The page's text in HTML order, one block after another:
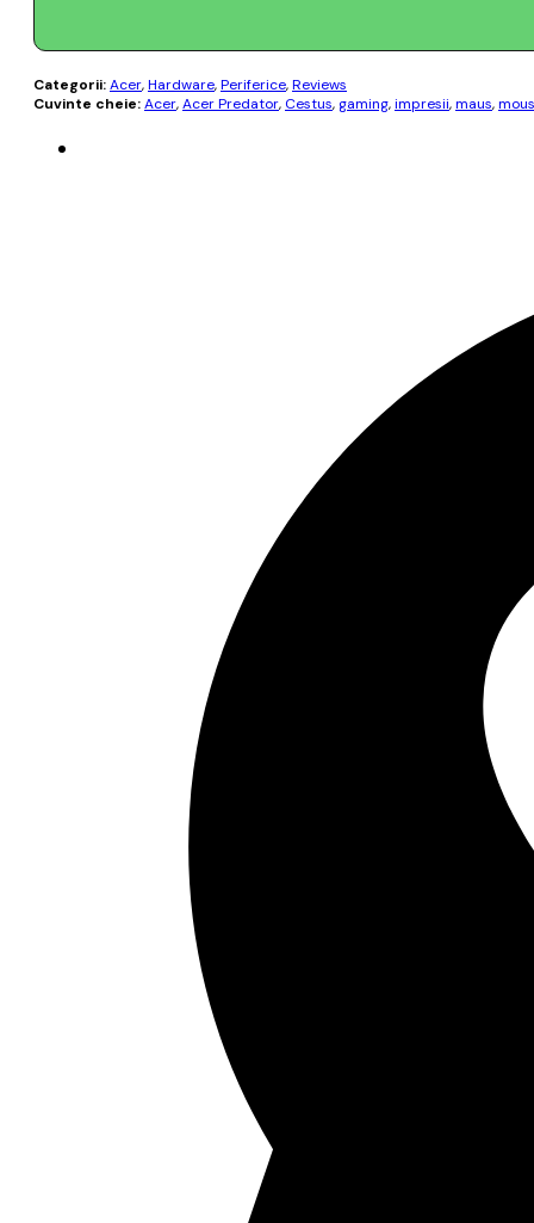
Categorii:Acer,Hardware,Periferice,Reviews
Cuvinte cheie:Acer,Acer Predator, Cestus, gaming,impresii,maus,